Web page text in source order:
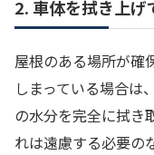
2. 車体を拭き上げ
屋根のある場所が確
しまっている場合は
の水分を完全に拭き
れは遠慮する必要の